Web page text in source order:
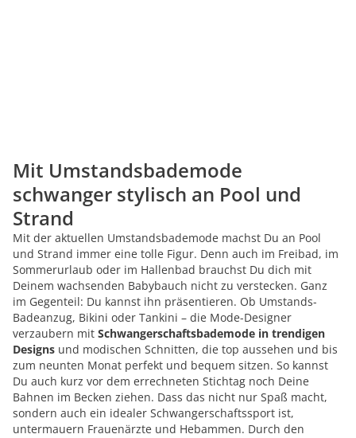
Mit Umstandsbademode
schwanger stylisch an Pool und
Strand
Mit der aktuellen Umstandsbademode machst Du an Pool
und Strand immer eine tolle Figur. Denn auch im Freibad, im
Sommerurlaub oder im Hallenbad brauchst Du dich mit
Deinem wachsenden Babybauch nicht zu verstecken. Ganz
im Gegenteil: Du kannst ihn präsentieren. Ob Umstands-
Badeanzug, Bikini oder Tankini – die Mode-Designer
verzaubern mit Schwangerschaftsbademode in trendigen
Designs und modischen Schnitten, die top aussehen und bis
zum neunten Monat perfekt und bequem sitzen. So kannst
Du auch kurz vor dem errechneten Stichtag noch Deine
Bahnen im Becken ziehen. Dass das nicht nur Spaß macht,
sondern auch ein idealer Schwangerschaftssport ist,
untermauern Frauenärzte und Hebammen. Durch den